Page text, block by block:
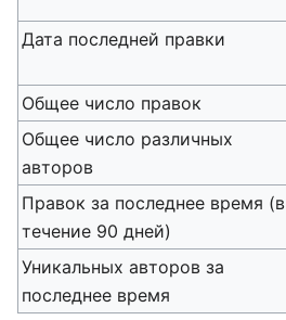
Дата последней правки
Общее число правок
Общее число различных
авторов
Правок за последнее время (в
течение 90 дней)
Уникальных авторов за
последнее время